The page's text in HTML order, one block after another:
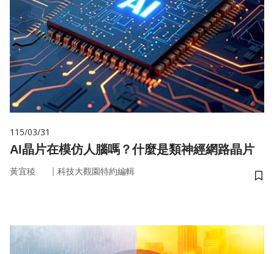
115/03/31
AI晶片在模仿人腦嗎？什麼是類神經網路晶片
黃宜稜 ｜ 科技大觀園特約編輯
儲